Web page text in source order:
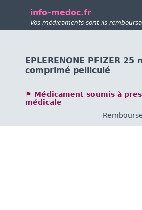
info-medoc.fr
Vos médicaments sont-ils
EPLERENONE PFIZER 25
comprimé pelliculé
⚑ Médicament soumis à
médicale